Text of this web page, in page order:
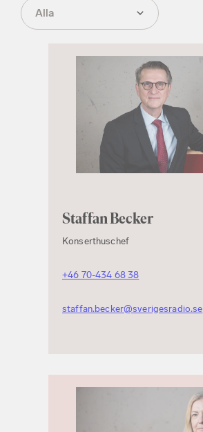
Alla
Staffan Becker
Konserthuschef
+46 70-434 68 38
staffan.becker@sverigesradio.se